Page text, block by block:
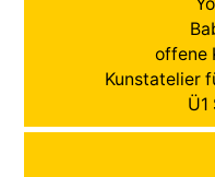
offene
Kunstatelier